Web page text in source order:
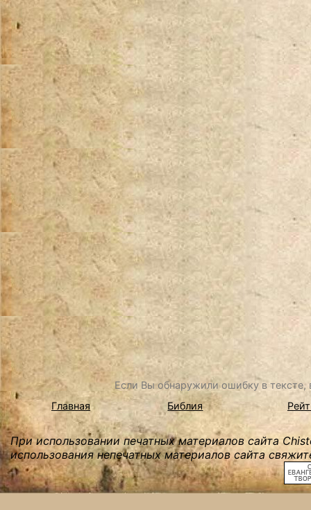
Если Вы обнаружили ошибку в
Главная
Библия
При использовании печатных материалов сайта
использования непечатных материалов сайта